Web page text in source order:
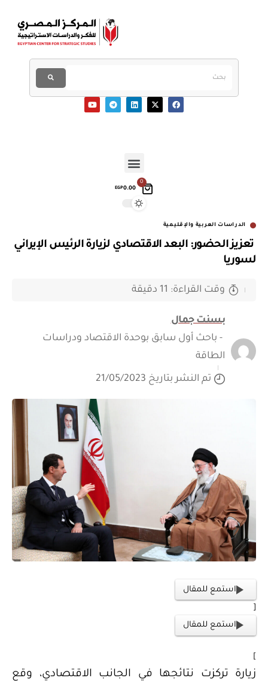
0
EGP0.00
الدراسات العربية والإقليمية
تعزيز الحضور: البعد الاقتصادي لزيارة الرئيس الإيراني
لسوريا
بسنت جمال
- باحث أول سابق بوحدة الاقتصاد ودراسات
الطاقة
تم النشر بتاريخ 21/05/2023
وقت القراءة: 11 دقيقة
استمع للمقال
استمع للمقال
زيارة تركزت نتائجها في الجانب الاقتصادي، وقع